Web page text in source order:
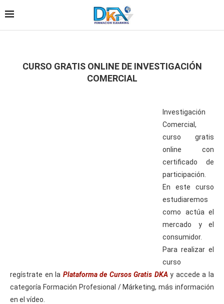
CURSO GRATIS ONLINE DE INVESTIGACIÓN
COMERCIAL
Investigación
Comercial,
curso gratis
online con
certificado de
participación.
En este curso
estudiaremos
como actúa el
mercado y el
consumidor.
Para realizar el
curso
regístrate en la Plataforma de Cursos Gratis DKAy accede a la
categoría Formación Profesional / Márketing, más información
en el vídeo.